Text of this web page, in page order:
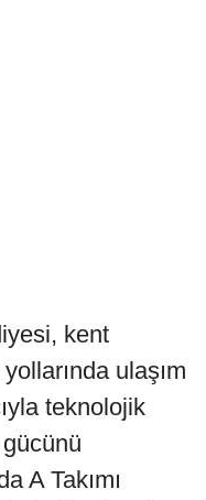
kent
ulaşım
teknolojik
A Takımı